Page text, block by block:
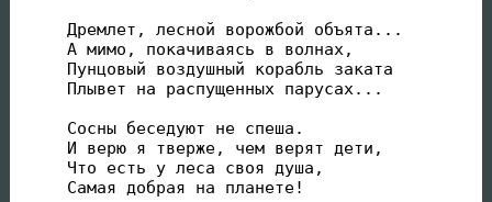
Дремлет, лесной ворожбой объята...
А мимо, покачиваясь в волнах,
Пунцовый воздушный корабль заката
Плывет на распущенных парусах...
Сосны беседуют не спеша.
И верю я тверже, чем верят дети,
Что есть у леса своя душа,
Самая добрая на планете!